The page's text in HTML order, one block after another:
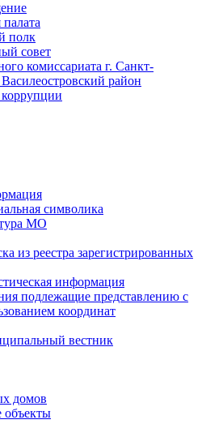
полк
совет
комиссариата г. Санкт-
район
символика
МО
из реестра зарегистрированных
информация
подлежащие представлению с
координат
вестник
домов
объекты